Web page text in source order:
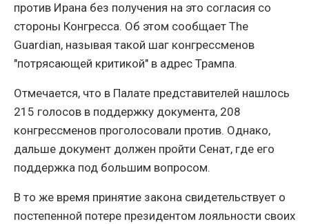
против Ирана без получения на это согласия со
стороны Конгресса. Об этом сообщает The
Guardian, называя такой шаг конгрессменов
"потрясающей критикой" в адрес Трампа.
Отмечается, что в Палате представителей нашлось
215 голосов в поддержку документа, 208
конгрессменов проголосовали против. Однако,
дальше документ должен пройти Сенат, где его
поддержка под большим вопросом.
В то же время принятие закона свидетельствует о
постепенной потере президентом лояльности своих